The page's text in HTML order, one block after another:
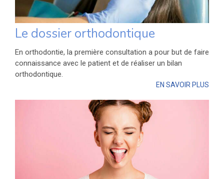
Le dossier orthodontique
En orthodontie, la première consultation a pour but de faire
connaissance avec le patient et de réaliser un bilan
orthodontique.
EN SAVOIR PLUS